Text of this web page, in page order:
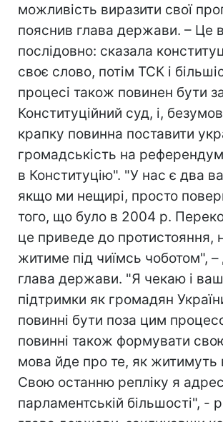
можливість виразити свої
пояснив глава держави. – Це
послідовно: сказала
своє слово, потім ТСК і
процесі також повинен бути
Конституційний суд, і,
крапку повинна поставити
громадськість на
в Конституцію". "У нас є два
якщо ми нещирі, просто
того, що було в 2004 р.
це приведе до протистояння,
житиме під чиїмсь чоботом",
глава держави. "Я чекаю і
підтримки як громадян
повинні бути поза цим
повинні також формувати
мова йде про те, як житимуть
Свою останню репліку я
парламентській більшості", -